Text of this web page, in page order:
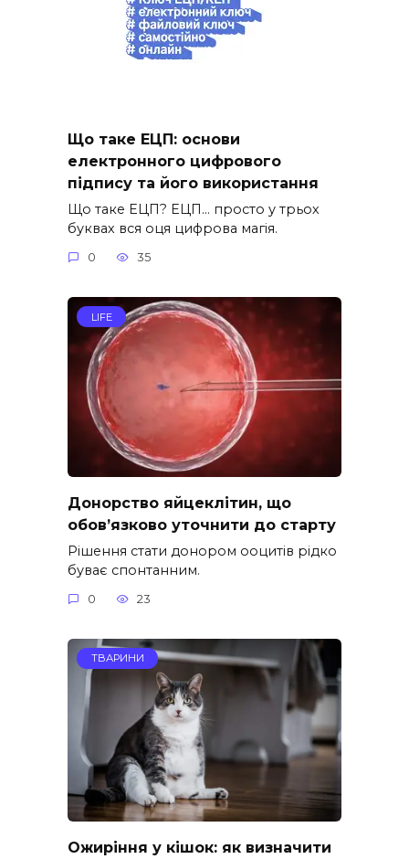
Що таке ЕЦП: основи
електронного цифрового
підпису та його використання
Що таке ЕЦП? ЕЦП… просто у трьох
буквах вся оця цифрова магія.
0 35
LIFE
Донорство яйцеклітин, що
обов’язково уточнити до старту
Рішення стати донором ооцитів рідко
буває спонтанним.
0 23
ТВАРИНИ
Ожиріння у кішок: як визначити